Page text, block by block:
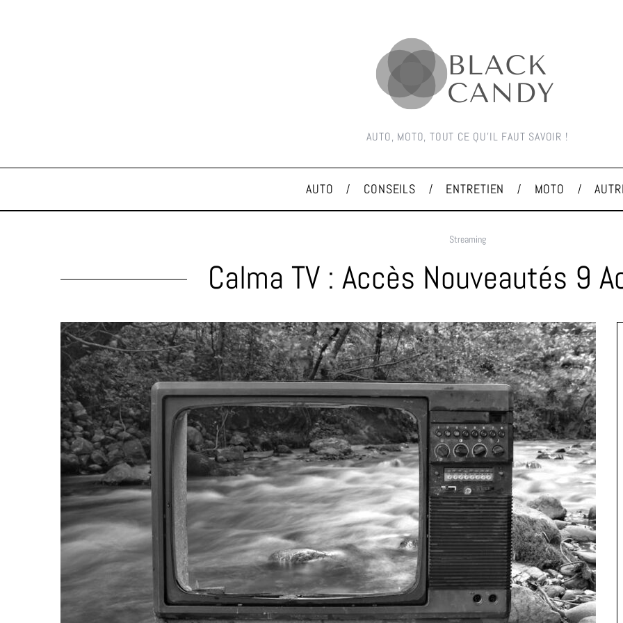
AUTO, MOTO, TOUT CE QU'IL FAUT SAVOIR !
AUTO CONSEILS ENTRETIEN MOTO
Streaming
Calma TV : Accès Nouveautés 9